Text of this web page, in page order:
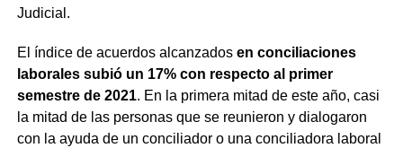
Judicial.
El índice de acuerdos alcanzados en conciliaciones
laborales subió un 17% con respecto al primer
semestre de 2021. En la primera mitad de este año, casi
la mitad de las personas que se reunieron y dialogaron
con la ayuda de un conciliador o una conciliadora laboral